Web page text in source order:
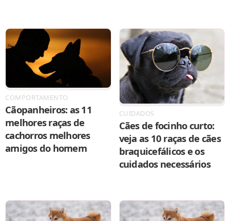
COMPORTAMENTO
Cãopanheiros: as 11
melhores raças de
cachorros melhores
amigos do homem
CUIDADOS
Cães de focinho curto:
veja as 10 raças de cães
braquicefálicos e os
cuidados necessários